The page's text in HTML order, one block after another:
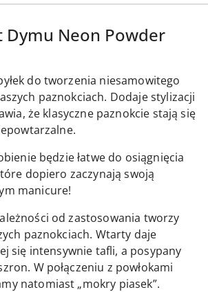
Dymu Neon Powder
do tworzenia niesamowitego
paznokciach. Dodaje stylizacji
że klasyczne paznokcie stają się
będzie łatwe do osiągnięcia
dopiero zaczynają swoją
manicure!
od zastosowania tworzy
paznokciach. Wtarty daje
się intensywnie tafli, a posypany
W połączeniu z powłokami
natomiast „mokry piasek”.